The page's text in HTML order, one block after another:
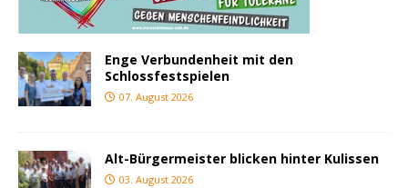
Enge Verbundenheit mit den
Schlossfestspielen
07. August 2026
Alt-Bürgermeister blicken hinter Kulissen
03. August 2026